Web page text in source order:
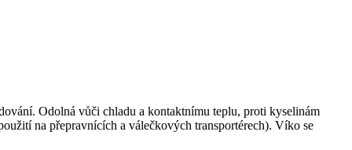
Odolná vůči chladu a kontaktnímu teplu, proti kyselinám
na přepravnících a válečkových transportérech). Víko se